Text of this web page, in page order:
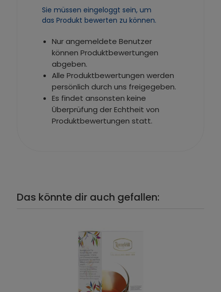
Sie müssen eingeloggt sein, um
das Produkt bewerten zu können.
Nur angemeldete Benutzer
können Produktbewertungen
abgeben.
Alle Produktbewertungen werden
persönlich durch uns freigegeben.
Es findet ansonsten keine
Überprüfung der Echtheit von
Produktbewertungen statt.
Das könnte dir auch gefallen: